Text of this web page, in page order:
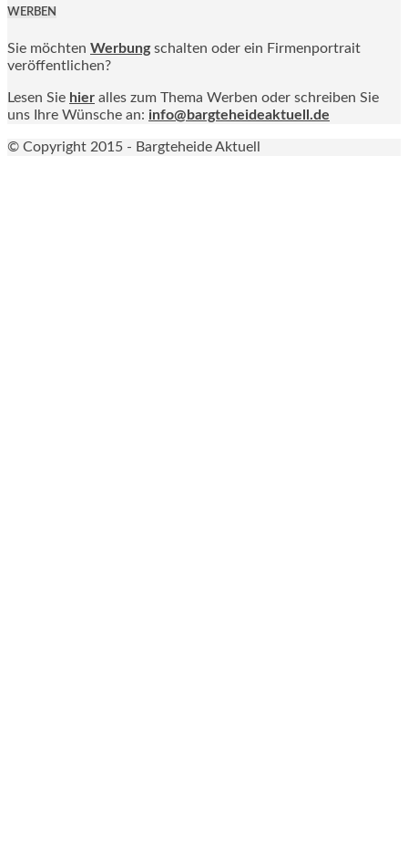
WERBEN
Sie möchten Werbung schalten oder ein Firmenportrait
veröffentlichen?
Lesen Sie hier alles zum Thema Werben oder schreiben Sie
uns Ihre Wünsche an: info@bargteheideaktuell.de
© Copyright 2015 - Bargteheide Aktuell